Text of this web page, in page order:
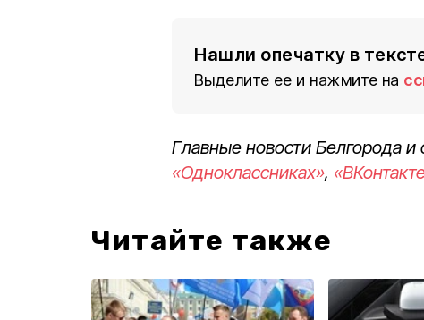
Нашли опечатку в
Выделите ее и нажмите на
Главные новости Белгорода
«Одноклассниках»,
Читайте также